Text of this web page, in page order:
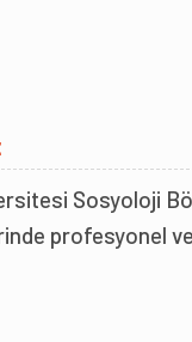
Sosyoloji
profesyonel ve